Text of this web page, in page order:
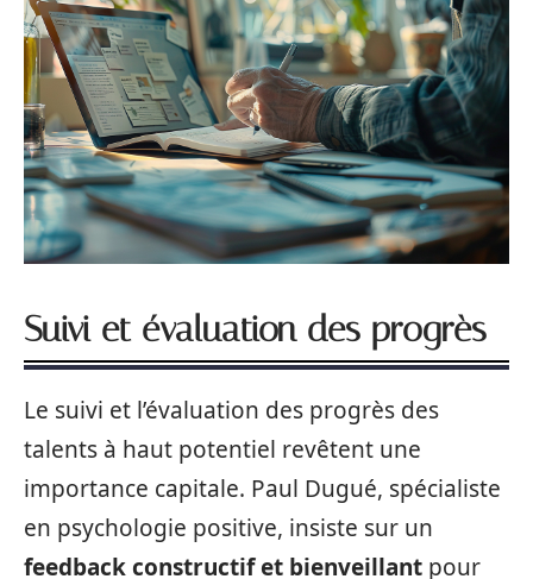
Suivi et évaluation des progrès
Le suivi et l’évaluation des progrès des
talents à haut potentiel revêtent une
importance capitale. Paul Dugué, spécialiste
en psychologie positive, insiste sur un
feedback constructif et bienveillant pour